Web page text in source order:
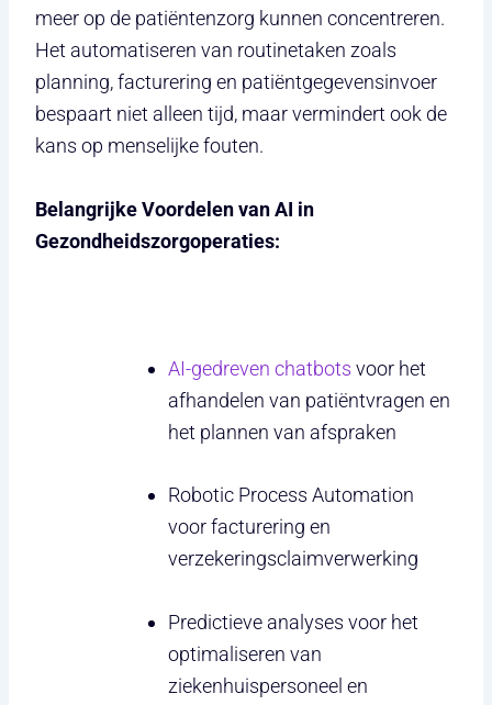
meer op de patiëntenzorg kunnen concentreren.
Het automatiseren van routinetaken zoals
planning, facturering en patiëntgegevensinvoer
bespaart niet alleen tijd, maar vermindert ook de
kans op menselijke fouten.
Belangrijke Voordelen van AI in
Gezondheidszorgoperaties:
AI-gedreven chatbots voor het
afhandelen van patiëntvragen en
het plannen van afspraken
Robotic Process Automation
voor facturering en
verzekeringsclaimverwerking
Predictieve analyses voor het
optimaliseren van
ziekenhuispersoneel en